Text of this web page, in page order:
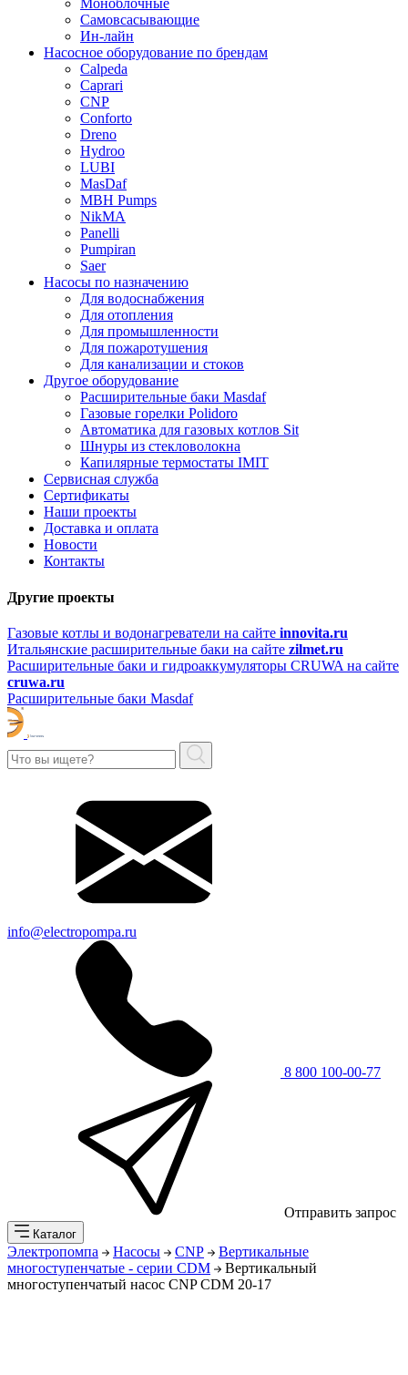
Моноблочные
Самовсасывающие
Ин-лайн
Насосное оборудование по брендам
Calpeda
Caprari
CNP
Conforto
Dreno
Hydroo
LUBI
MasDaf
MBH Pumps
NikMA
Panelli
Pumpiran
Saer
Насосы по назначению
Для водоснабжения
Для отопления
Для промышленности
Для пожаротушения
Для канализации и стоков
Другое оборудование
Расширительные баки Masdaf
Газовые горелки Polidoro
Автоматика для газовых котлов Sit
Шнуры из стекловолокна
Капилярные термостаты IMIT
Сервисная служба
Сертификаты
Наши проекты
Доставка и оплата
Новости
Контакты
Другие проекты
Газовые котлы и водонагреватели на сайте innovita.ru
Итальянские расширительные баки на сайте zilmet.ru
Расширительные баки и гидроаккумуляторы CRUWA на сайте
cruwa.ru
Расширительные баки Masdaf
info@electropompa.ru
8 800 100-00-77
Отправить запрос
Каталог
Электропомпа Насосы CNP
Вертикальные
многоступенчатые - серии CDM
Вертикальный
многоступенчатый насос CNP CDM 20-17